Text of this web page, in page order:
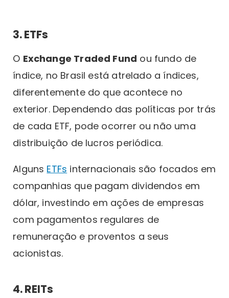
3. ETFs
O Exchange Traded Fund ou fundo de
índice, no Brasil está atrelado a índices,
diferentemente do que acontece no
exterior. Dependendo das políticas por trás
de cada ETF, pode ocorrer ou não uma
distribuição de lucros periódica.
Alguns ETFs internacionais são focados em
companhias que pagam dividendos em
dólar, investindo em ações de empresas
com pagamentos regulares de
remuneração e proventos a seus
acionistas.
4. REITs